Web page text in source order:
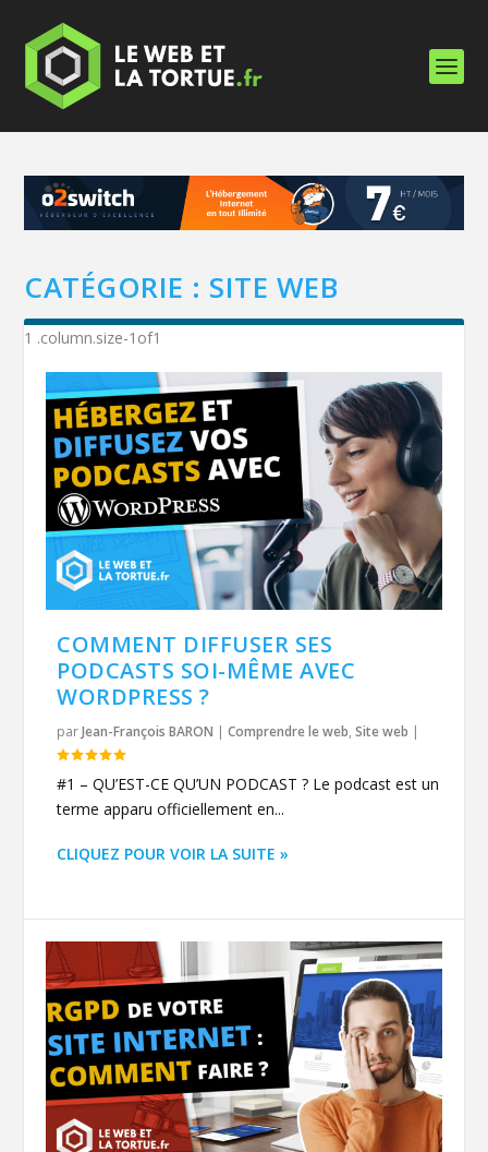
CATÉGORIE : SITE WEB
COMMENT DIFFUSER SES
PODCASTS SOI-MÊME AVEC
WORDPRESS ?
parJean-François BARON |Comprendre le web,Site web |
#1 – QU’EST-CE QU’UN PODCAST ? Le podcast est un
terme apparu officiellement en...
CLIQUEZ POUR VOIR LA SUITE »